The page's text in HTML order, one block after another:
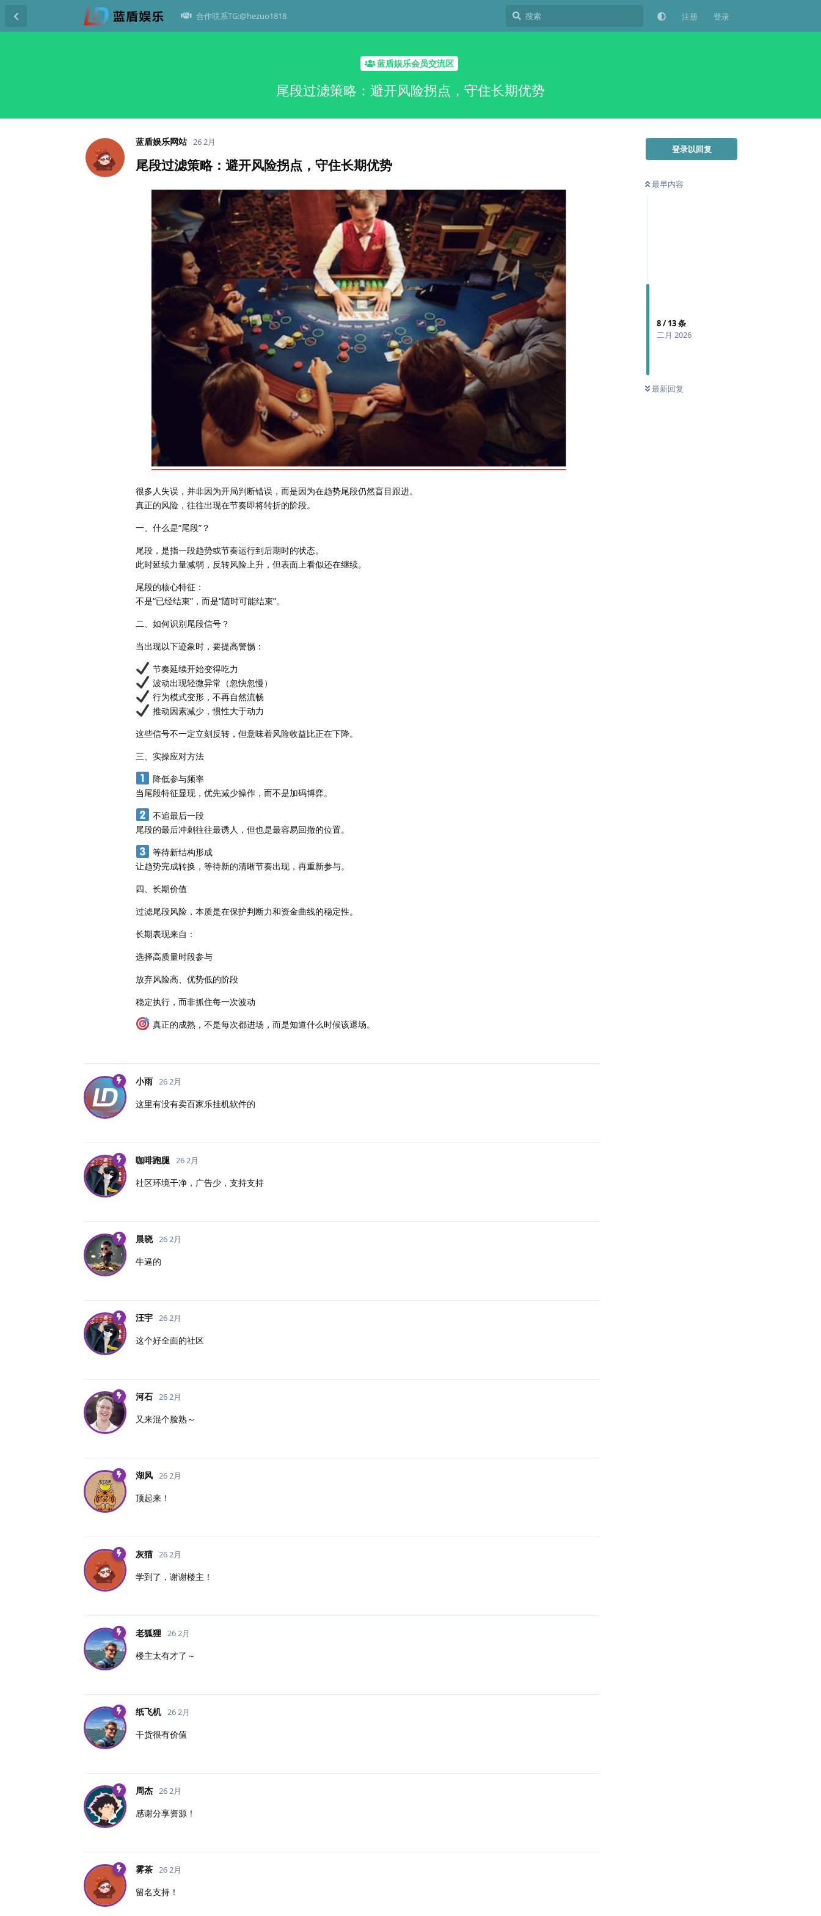
合作联系TG:@hezuo1818 注册 登录
蓝盾娱乐会员交流区
尾段过滤策略：避开风险拐点，守住长期优势
登录以回复
最早内容
8/13条
二月 2026
最新回复
蓝盾娱乐网站 26 2月
尾段过滤策略：避开风险拐点，守住长期优势
很多人失误，并非因为开局判断错误，而是因为在趋势尾段仍然盲目跟进。
真正的风险，往往出现在节奏即将转折的阶段。
一、什么是“尾段”？
尾段，是指一段趋势或节奏运行到后期时的状态。
此时延续力量减弱，反转风险上升，但表面上看似还在继续。
尾段的核心特征：
不是“已经结束”，而是“随时可能结束”。
二、如何识别尾段信号？
当出现以下迹象时，要提高警惕：
节奏延续开始变得吃力
波动出现轻微异常（忽快忽慢）
行为模式变形，不再自然流畅
推动因素减少，惯性大于动力
这些信号不一定立刻反转，但意味着风险收益比正在下降。
三、实操应对方法
降低参与频率
当尾段特征显现，优先减少操作，而不是加码博弈。
不追最后一段
尾段的最后冲刺往往最诱人，但也是最容易回撤的位置。
等待新结构形成
让趋势完成转换，等待新的清晰节奏出现，再重新参与。
四、长期价值
过滤尾段风险，本质是在保护判断力和资金曲线的稳定性。
长期表现来自：
选择高质量时段参与
放弃风险高、优势低的阶段
稳定执行，而非抓住每一次波动
真正的成熟，不是每次都进场，而是知道什么时候该退场。
小雨 26 2月
这里有没有卖百家乐挂机软件的
咖啡跑腿 26 2月
社区环境干净，广告少，支持支持
晨晓 26 2月
牛逼的
汪宇 26 2月
这个好全面的社区
河石 26 2月
又来混个脸熟～
湖风 26 2月
顶起来！
灰猫 26 2月
学到了，谢谢楼主！
老狐狸 26 2月
楼主太有才了～
纸飞机 26 2月
干货很有价值
周杰 26 2月
感谢分享资源！
雾茶 26 2月
留名支持！